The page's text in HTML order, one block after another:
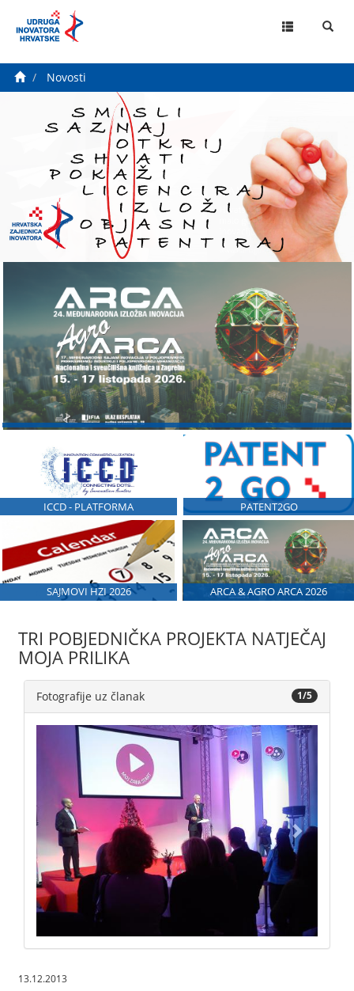
MENU
Novosti
ICCD - PLATFORMA PATENT2GO
SAJMOVI HZI 2026 ARCA & AGRO ARCA 2026
TRI POBJEDNIČKA PROJEKTA NATJEČAJ
MOJA PRILIKA
Fotografije uz članak 1/5
13.12.2013